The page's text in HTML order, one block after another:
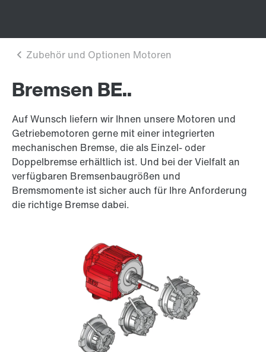
Bremsen BE..
Auf Wunsch liefern wir Ihnen unsere Motoren und
Getriebemotoren gerne mit einer integrierten
mechanischen Bremse, die als Einzel- oder
Doppelbremse erhältlich ist. Und bei der Vielfalt an
verfügbaren Bremsenbaugrößen und
Bremsmomente ist sicher auch für Ihre Anforderung
die richtige Bremse dabei.